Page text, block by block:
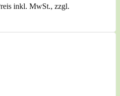
inkl. MwSt., zzgl.